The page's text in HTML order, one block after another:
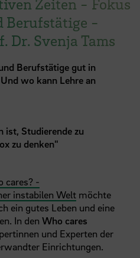
Zeiten - Fokus
Berufstätige -
Dr. Svenja Tams
Berufstätige gut in
wo kann Lehre an
ist, Studierende zu
zu denken"
cares? -
instabilen Welt möchte
ein gutes Leben und eine
In den Who cares
und Experten der
Einrichtungen.